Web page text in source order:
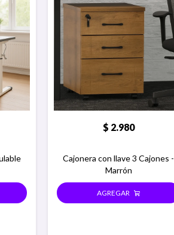
$ 2.980
Cajonera con llave 3 Cajones -
Marrón